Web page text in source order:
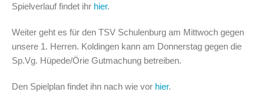
Spielverlauf findet ihr hier.
Weiter geht es für den TSV Schulenburg am Mittwoch gegen
unsere 1. Herren. Koldingen kann am Donnerstag gegen die
Sp.Vg. Hüpede/Örie Gutmachung betreiben.
Den Spielplan findet ihn nach wie vor hier.